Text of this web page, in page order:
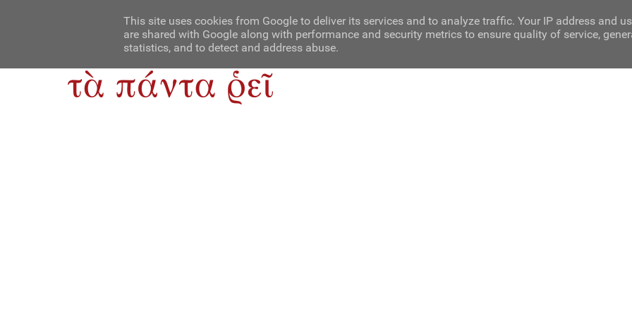
Contact Us About Us
This site uses cookies from Google to deliver its services and to analyze traffic. Your IP address and
are shared with Google along with performance and security metrics to ensure quality of service,
statistics, and to detect and address abuse.